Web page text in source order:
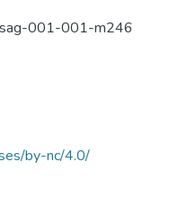
001-001-m246
by-nc/4.0/